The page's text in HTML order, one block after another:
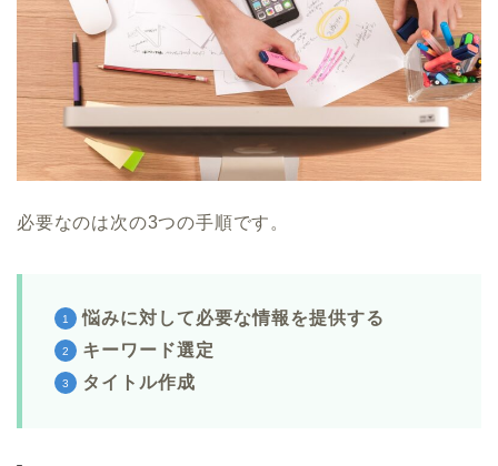
必要なのは次の3つの手順です。
悩みに対して必要な情報を提供する
キーワード選定
タイトル作成